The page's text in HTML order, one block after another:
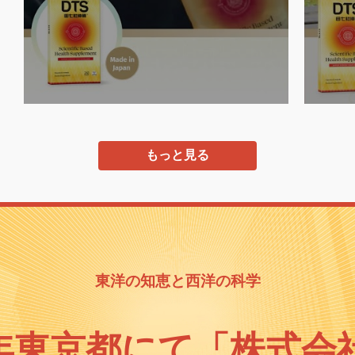
もっと見る
東洋の知恵と西洋の科学